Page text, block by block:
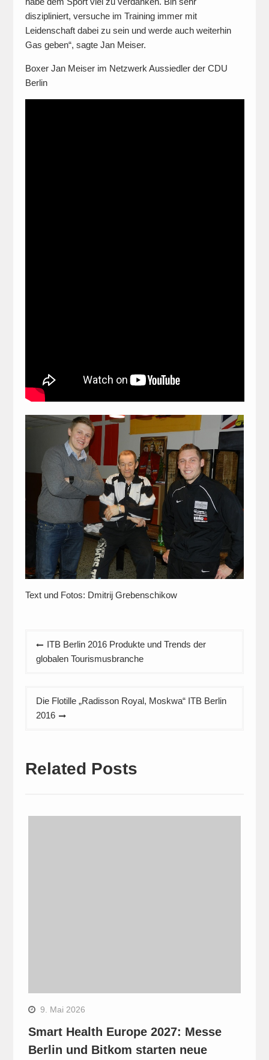
diszipliniert, versuche im Training immer mit
Leidenschaft dabei zu sein und werde auch weiterhin
Gas geben“, sagte Jan Meiser.
Boxer Jan Meiser im Netzwerk Aussiedler der CDU
Berlin
Text und Fotos: Dmitrij Grebenschikow
Beitragsnavigation
ITB Berlin 2016 Produkte und Trends der
globalen Tourismusbranche
Die Flotille „Radisson Royal, Moskwa“ ITB Berlin
2016
Related Posts
9. Mai 2026
Smart Health Europe 2027: Messe
Berlin und Bitkom starten neue